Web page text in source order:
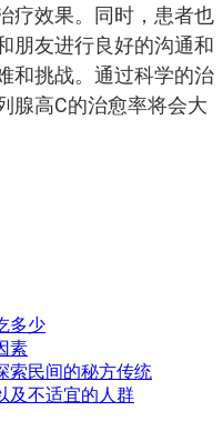
疗效果。同时，患者也
朋友进行良好的沟通和
和挑战。通过科学的治
腺高C的治愈率将会大
多少
素
索民间的秘方传统
及不适宜的人群